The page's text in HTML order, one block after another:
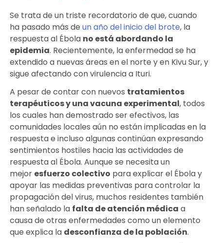
Se trata de un triste recordatorio de que, cuando
ha pasado más de un año del inicio del brote, la
respuesta al Ébola no está abordando la
epidemia. Recientemente, la enfermedad se ha
extendido a nuevas áreas en el norte y en Kivu Sur, y
sigue afectando con virulencia a Ituri.
A pesar de contar con nuevos tratamientos
terapéuticos y una vacuna experimental, todos
los cuales han demostrado ser efectivos, las
comunidades locales aún no están implicadas en la
respuesta e incluso algunas continúan expresando
sentimientos hostiles hacia las actividades de
respuesta al Ébola. Aunque se necesita un
mejor esfuerzo colectivo para explicar el Ébola y
apoyar las medidas preventivas para controlar la
propagación del virus, muchos residentes también
han señalado la falta de atención médica a
causa de otras enfermedades como un elemento
que explica la desconfianza de la población.